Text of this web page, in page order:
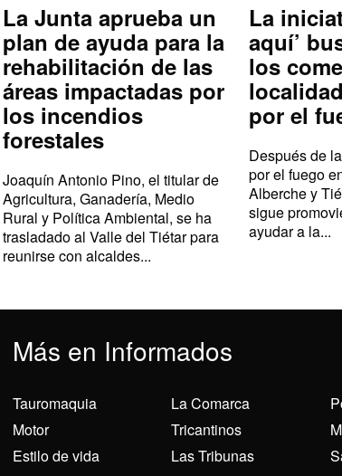
La Junta aprueba un
plan de ayuda para la
rehabilitación de las
áreas impactadas por
los incendios
forestales
Joaquín Antonio Pino, el titular de
Agricultura, Ganadería, Medio
Rural y Política Ambiental, se ha
trasladado al Valle del Tiétar para
reunirse con alcaldes...
La
aquí’
los
por el
Después de
por el fuego
Alberche y
sigue
ayudar a la...
Más en Informados
Tauromaquia
Motor
Estilo de vida
La Comarca
Tricantinos
Las Tribunas